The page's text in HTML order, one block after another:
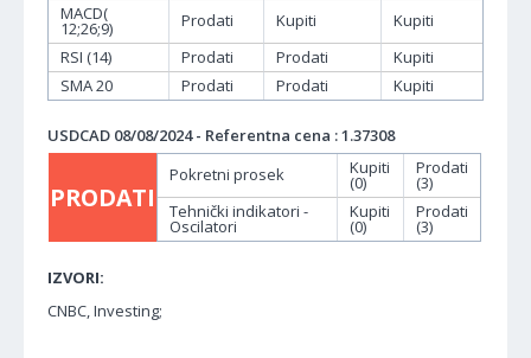
MACD(
12;26;9) Prodati Kupiti
Kupiti
RSI (14)
Prodati Prodati
Kupiti
SMA 20
Prodati Prodati Kupiti
USDCAD 08/08/2024 - Referentna cena : 1.37308
PRODATI
Pokretni prosek Kupiti
(0)
Prodati
(3)
Tehnički indikatori -
Oscilatori
Kupiti
(0)
Prodati
(3)
IZVORI:
CNBC, Investing;